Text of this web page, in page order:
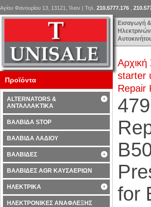
Εισαγωγή
Αγίου Φανουρίου 13, 13121, Ίλιον | Τηλ. 210.5777.176
Αρχική
starter
Repair
for
Προϊόντα
ALTERNATORS &
ΑΝΤΑΛΛΑΚΤΙΚΑ
ΒΑΛΒΙΔΑ STOP
ΒΑΛΒΙΔΑ ΛΑΔΙΟΥ
ΒΑΛΒΙΔΕΣ
ΒΑΛΒΙΔΕΣ AGR ΚΑΥΣΑΕΡΙΩΝ
ΗΛΕΚΤΡΙΚΑ
ΗΛΕΚΤΡΟΝΙΚΕΣ ΑΝΑΦΛΕΞΗΣ